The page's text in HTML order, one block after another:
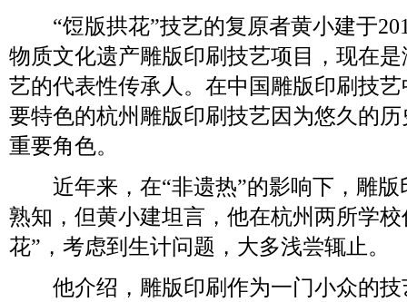
“饾版拱花”技艺的复原者黄小建于
物质文化遗产雕版印刷技艺项目，现在
艺的代表性传承人。在中国雕版印刷技
要特色的杭州雕版印刷技艺因为悠久的
重要角色。
近年来，在“非遗热”的影响下，雕版
熟知，但黄小建坦言，他在杭州两所学
花”，考虑到生计问题，大多浅尝辄止。
他介绍，雕版印刷作为一门小众的技